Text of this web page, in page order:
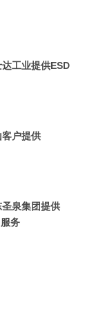
工业提供ESD
户提供
泉集团提供
务